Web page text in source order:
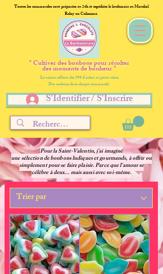
Toutes les commandes sont préparées en 24h et expédiées le lendemain en Mondial
Relay ou Colissimo
" Cultiver des bonbons pour récolter
des moments de bonheur "
Livraison offerte dès 59€ d'achat en point relais
Des cadeaux dans chaque commande
S'Identifier / S'Inscrire
Pour la Saint-Valentin, j'ai imaginé
une sélection de bonbons ludiques et gourmands, à offrir ou
simplement pour se faire plaisir. Parce que l'amour se
célèbre à deux... mais aussi avec soi-même.